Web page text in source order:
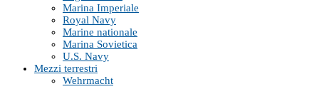
Marina Imperiale
Royal Navy
Marine nationale
Marina Sovietica
U.S. Navy
Mezzi terrestri
Wehrmacht